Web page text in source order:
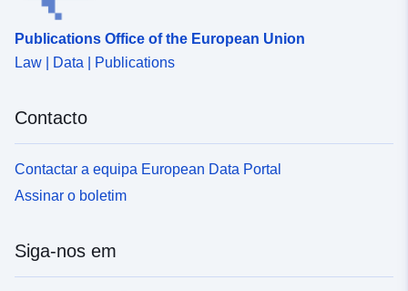
Publications Office of the European Union
Law | Data | Publications
Contacto
Contactar a equipa European Data Portal
Assinar o boletim
Siga-nos em